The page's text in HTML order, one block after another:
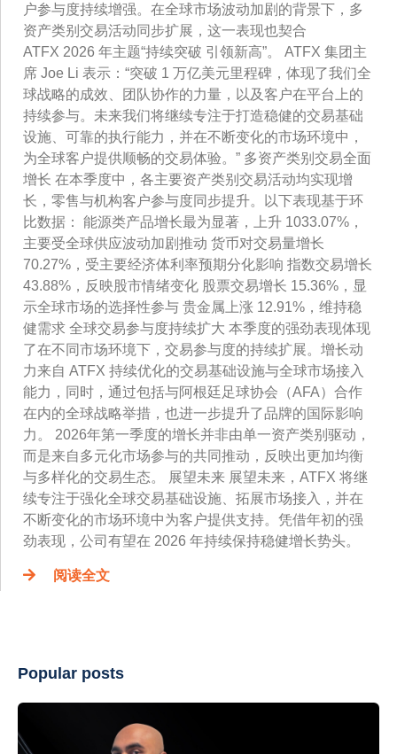
户参与度持续增强。在全球市场波动加剧的背景下，多
资产类别交易活动同步扩展，这一表现也契合
ATFX 2026 年主题“持续突破 引领新高”。 ATFX 集团主
席 Joe Li 表示：“突破 1 万亿美元里程碑，体现了我们全
球战略的成效、团队协作的力量，以及客户在平台上的
持续参与。未来我们将继续专注于打造稳健的交易基础
设施、可靠的执行能力，并在不断变化的市场环境中，
为全球客户提供顺畅的交易体验。” 多资产类别交易全面
增长 在本季度中，各主要资产类别交易活动均实现增
长，零售与机构客户参与度同步提升。以下表现基于环
比数据： 能源类产品增长最为显著，上升 1033.07%，
主要受全球供应波动加剧推动 货币对交易量增长
70.27%，受主要经济体利率预期分化影响 指数交易增长
43.88%，反映股市情绪变化 股票交易增长 15.36%，显
示全球市场的选择性参与 贵金属上涨 12.91%，维持稳
健需求 全球交易参与度持续扩大 本季度的强劲表现体现
了在不同市场环境下，交易参与度的持续扩展。增长动
力来自 ATFX 持续优化的交易基础设施与全球市场接入
能力，同时，通过包括与阿根廷足球协会（AFA）合作
在内的全球战略举措，也进一步提升了品牌的国际影响
力。 2026年第一季度的增长并非由单一资产类别驱动，
而是来自多元化市场参与的共同推动，反映出更加均衡
与多样化的交易生态。 展望未来 展望未来，ATFX 将继
续专注于强化全球交易基础设施、拓展市场接入，并在
不断变化的市场环境中为客户提供支持。凭借年初的强
劲表现，公司有望在 2026 年持续保持稳健增长势头。
阅读全文
Popular posts